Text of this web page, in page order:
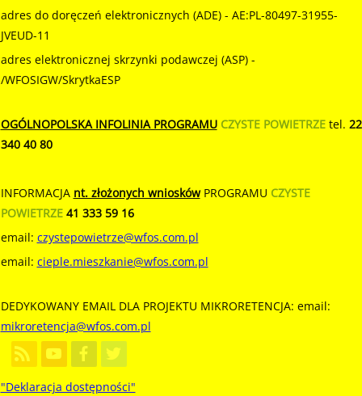
adres do doręczeń elektronicznych (ADE) - AE:PL-80497-31955-
JVEUD-11
adres elektronicznej skrzynki podawczej (ASP) -
/WFOSIGW/SkrytkaESP
OGÓLNOPOLSKA INFOLINIA PROGRAMUCZYSTE POWIETRZEtel. 22
340 40 80
INFORMACJA nt. złożonych wnioskówPROGRAMU CZYSTE
POWIETRZE41 333 59 16
email: czystepowietrze@wfos.com.pl
email: cieple.mieszkanie@wfos.com.pl
DEDYKOWANY EMAIL DLA PROJEKTU MIKRORETENCJA: email:
mikroretencja@wfos.com.pl
"Deklaracja dostępności"